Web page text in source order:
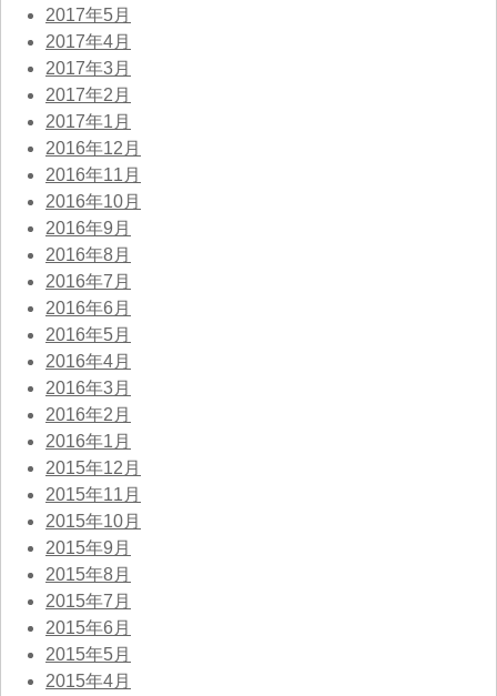
2017年5月
2017年4月
2017年3月
2017年2月
2017年1月
2016年12月
2016年11月
2016年10月
2016年9月
2016年8月
2016年7月
2016年6月
2016年5月
2016年4月
2016年3月
2016年2月
2016年1月
2015年12月
2015年11月
2015年10月
2015年9月
2015年8月
2015年7月
2015年6月
2015年5月
2015年4月